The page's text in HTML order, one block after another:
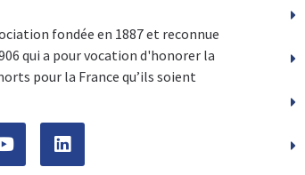
fondée en 1887 et reconnue
qui a pour vocation d'honorer la
pour la France qu’ils soient